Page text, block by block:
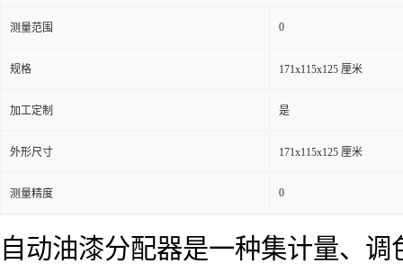
测量范围 0
规格 171x115x125 厘米
加工定制 是
外形尺寸 171x115x125 厘米
测量精度 0
自动油漆分配器是一种集计量、